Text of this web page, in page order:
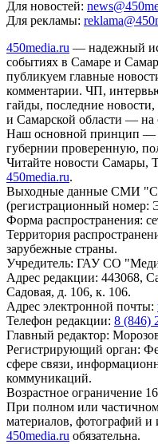
Для новостей:
Для рекламы:
450media.ru — надежный
событиях в Самаре и
публикуем главные
комментарии. ЧП,
гайды, последние
и Самарской области — на
Наш основной принцип —
губернии проверенную,
Читайте новости Самары,
450media.ru.
Выходные данные СМИ
(регистрационный номер:
Форма распространения:
Территория
зарубежные страны.
Учредитель: ГАУ СО
Адрес редакции: 443068,
Садовая, д. 106, к. 106.
Адрес электронной почты:
Телефон редакции: 8 (846)
Главный редактор:
Регистрирующий орган:
сфере связи,
коммуникаций.
Возрастное ограничение
При полном или
материалов, фотографий
450media.ru обязательна.